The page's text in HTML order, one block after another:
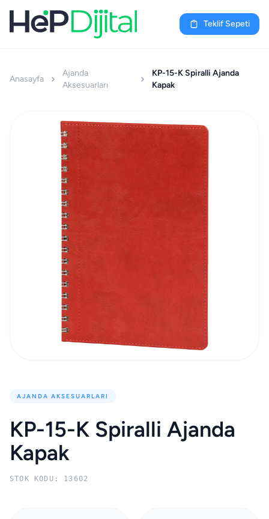
Teklif Sepeti
Anasayfa
Ajanda
Aksesuarları
KP-15-K Spiralli Ajanda
Kapak
AJANDA AKSESUARLARI
KP-15-K Spiralli Ajanda
Kapak
STOK KODU: 13602